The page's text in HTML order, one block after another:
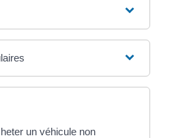
un véhicule non